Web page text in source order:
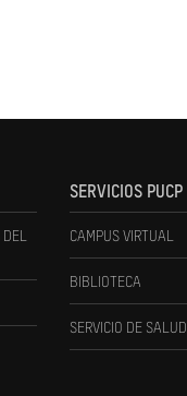
DEL
SERVICIOS PUCP
CAMPUS VIRTUAL
BIBLIOTECA
SERVICIO DE SALUD